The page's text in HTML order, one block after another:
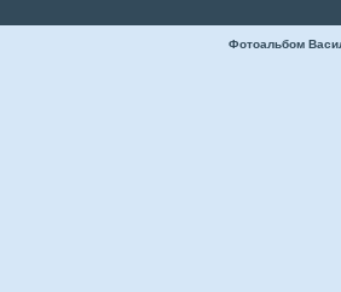
Фотоальбом